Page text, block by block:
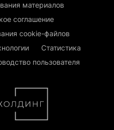
материалов
соглашение
cookie-файлов
Статистика
пользователя